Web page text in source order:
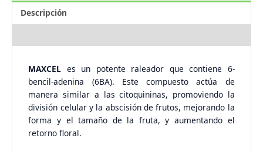
Descripción
MAXCEL es un potente raleador que contiene 6-
bencil-adenina (6BA). Este compuesto actúa de
manera similar a las citoquininas, promoviendo la
división celular y la abscisión de frutos, mejorando la
forma y el tamaño de la fruta, y aumentando el
retorno floral.